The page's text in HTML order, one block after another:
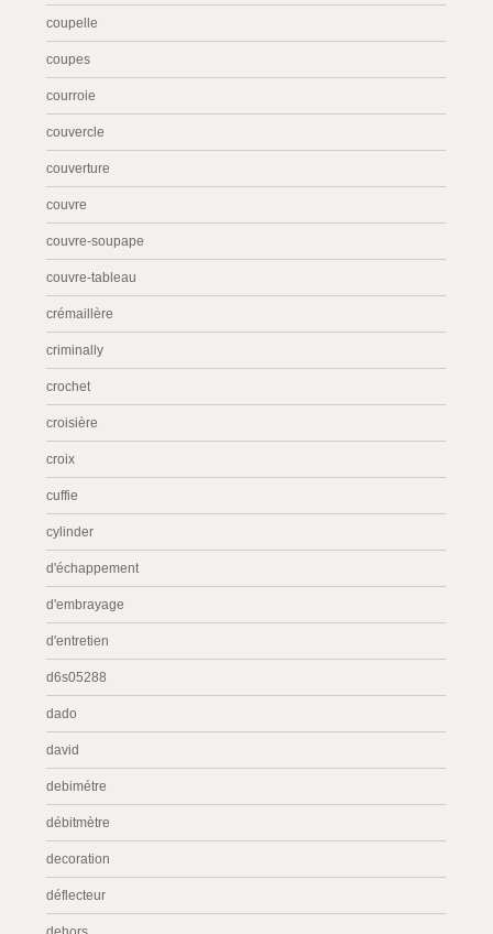
coupelle
coupes
courroie
couvercle
couverture
couvre
couvre-soupape
couvre-tableau
crémaillère
criminally
crochet
croisière
croix
cuffie
cylinder
d'échappement
d'embrayage
d'entretien
d6s05288
dado
david
debimétre
débitmètre
decoration
déflecteur